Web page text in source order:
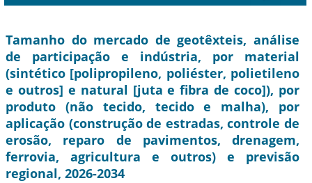
Tamanho do mercado de geotêxteis, análise
de participação e indústria, por material
(sintético [polipropileno, poliéster, polietileno
e outros] e natural [juta e fibra de coco]), por
produto (não tecido, tecido e malha), por
aplicação (construção de estradas, controle de
erosão, reparo de pavimentos, drenagem,
ferrovia, agricultura e outros) e previsão
regional, 2026-2034